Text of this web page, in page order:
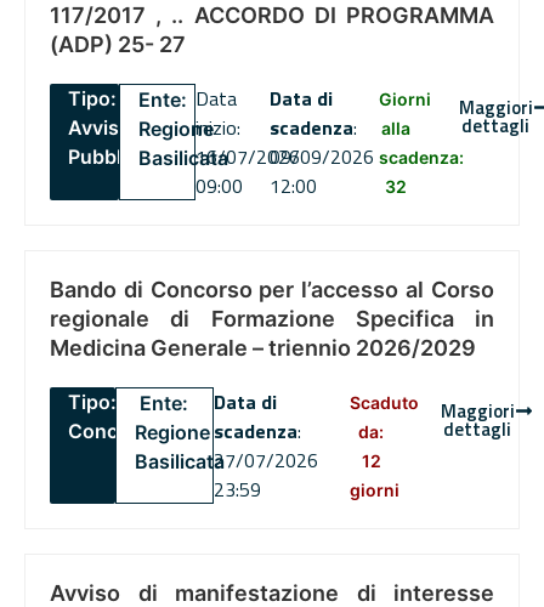
117/2017 , .. ACCORDO DI PROGRAMMA
(ADP) 25- 27
Tipo:
Avviso
Pubblico
Ente:
Regione
Basilicata
Data
inizio:
16/07/2026
09:00
Data di
scadenza:
09/09/2026
12:00
Giorni
alla
scadenza:
32
Maggiori
dettagli
Bando di Concorso per l’accesso al Corso
regionale di Formazione Specifica in
Medicina Generale – triennio 2026/2029
Tipo:
Concorsi
Ente:
Regione
Basilicata
Data di
scadenza:
27/07/2026
23:59
Scaduto
da:
12
giorni
Maggiori
dettagli
Avviso di manifestazione di interesse